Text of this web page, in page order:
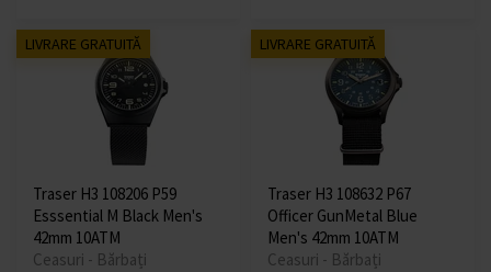
LIVRARE GRATUITĂ
Traser H3 108206 P59
Esssential M Black Men's
42mm 10ATM
Ceasuri - Bărbați
LIVRARE GRATUITĂ
Traser H3 108632 P67
Officer GunMetal Blue
Men's 42mm 10ATM
Ceasuri - Bărbați